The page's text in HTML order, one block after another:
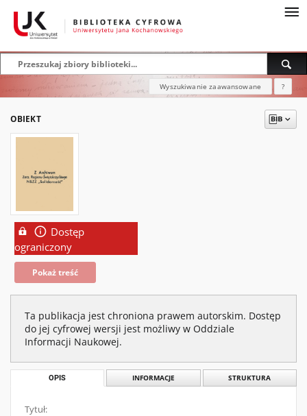
Wyszukiwanie zaawansowane ?
OBIEKT
Dostęp
ograniczony
Pokaż treść
Ta publikacja jest chroniona prawem autorskim. Dostęp
do jej cyfrowej wersji jest możliwy w Oddziale
Informacji Naukowej.
OPIS INFORMACJE STRUKTURA
Tytuł: